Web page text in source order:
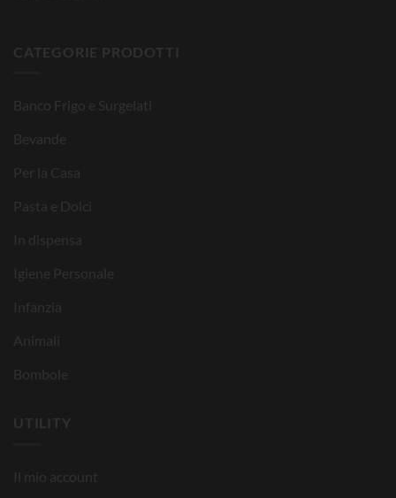
CATEGORIE PRODOTTI
Banco Frigo e Surgelati
Bevande
Per la Casa
Pasta e Dolci
In dispensa
Igiene Personale
Infanzia
Animali
Bombole
UTILITY
Il mio account